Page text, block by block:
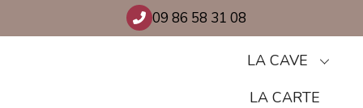
to
09 86 58 31 08
LA CAVE
LA CARTE